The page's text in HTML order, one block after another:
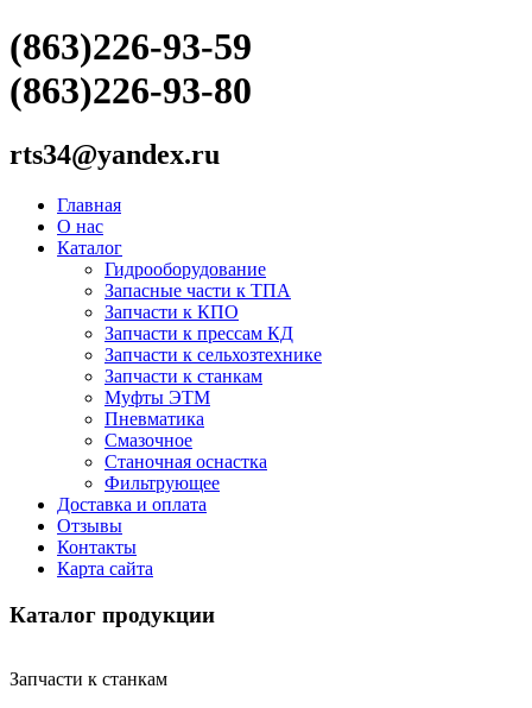
(863)226-93-59
(863)226-93-80
rts34@yandex.ru
Главная
О нас
Каталог
Гидрооборудование
Запасные части к ТПА
Запчасти к КПО
Запчасти к прессам КД
Запчасти к сельхозтехнике
Запчасти к станкам
Муфты ЭТМ
Пневматика
Смазочное
Станочная оснастка
Фильтрующее
Доставка и оплата
Отзывы
Контакты
Карта сайта
Каталог продукции
Запчасти к станкам